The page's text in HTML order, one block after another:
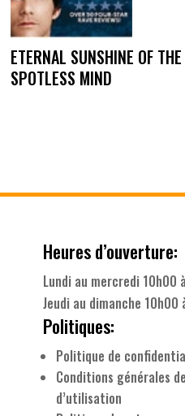
ETERNAL SUNSHINE OF THE
SPOTLESS MIND
Heures d’ouverture:
Lundi au mercredi 10h00
Jeudi au dimanche 10h00
Politiques:
Politique de
Conditions générales
d’utilisation